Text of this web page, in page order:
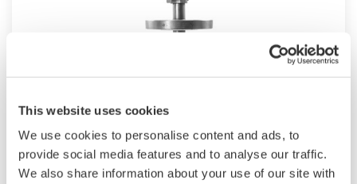
This website uses cookies
We use cookies to personalise content and ads, to
provide social media features and to analyse our traffic.
We also share information about your use of our site with
Hochdruck/Hochtemperatur-
Leitfähigkeitssensor SC42/SX42